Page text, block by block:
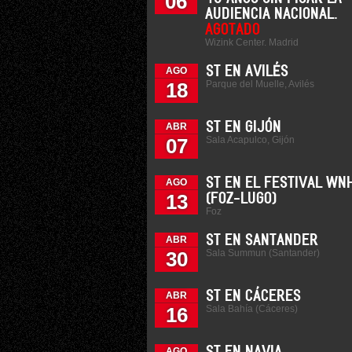
AUDIENCIA NACIONAL.
AGOTADO
Wizink Center. Madrid
AGO
18
ST EN AVILÉS
Parque del Muelle, Avilés
ABR
07
ST EN GIJÓN
Sala Acapulco, Gijón
AGO
13
ST EN EL FESTIVAL
(FOZ-LUGO)
Foz
ABR
30
ST EN SANTANDER
Sala Summun (Santander)
ABR
16
ST EN CÁCERES
Sala Bahía (Cáceres)